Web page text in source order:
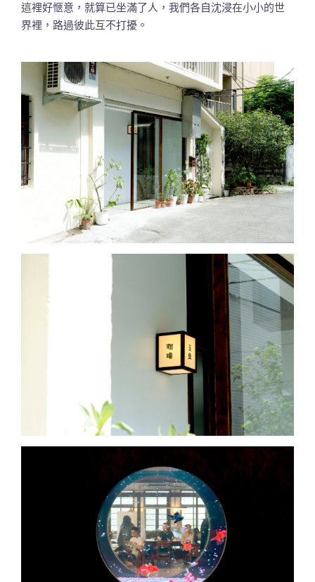
這裡好愜意，就算已坐滿了人，我們各自沈浸在小小的世
界裡，路過彼此互不打擾。